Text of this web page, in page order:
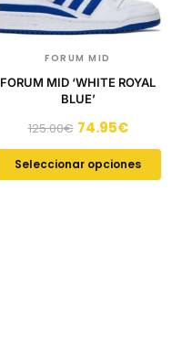
FORUM MID
FORUM MID ‘WHITE ROYAL
BLUE’
125.00€ 74.95€
Seleccionar opciones